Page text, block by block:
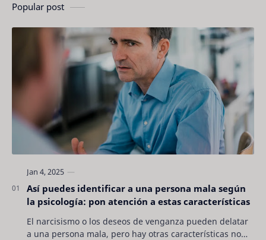
Popular post
Así puedes identificar a una persona mala según
la psicología: pon atención a estas características
El narcisismo o los deseos de venganza pueden delatar
a una persona mala, pero hay otras características no